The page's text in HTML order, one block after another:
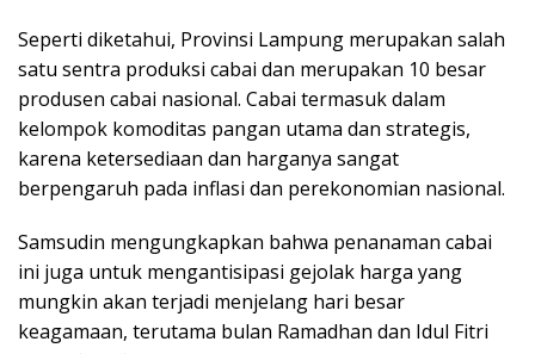
Seperti diketahui, Provinsi Lampung merupakan salah
satu sentra produksi cabai dan merupakan 10 besar
produsen cabai nasional. Cabai termasuk dalam
kelompok komoditas pangan utama dan strategis,
karena ketersediaan dan harganya sangat
berpengaruh pada inflasi dan perekonomian nasional.
Samsudin mengungkapkan bahwa penanaman cabai
ini juga untuk mengantisipasi gejolak harga yang
mungkin akan terjadi menjelang hari besar
keagamaan, terutama bulan Ramadhan dan Idul Fitri